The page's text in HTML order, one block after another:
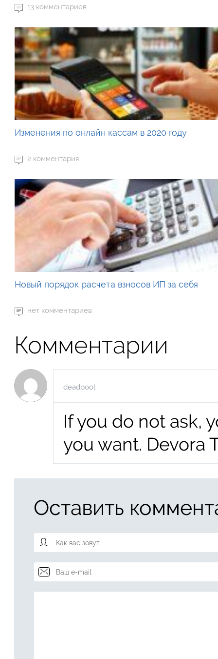
13 комментариев
Изменения по онлайн кассам в 2020 году
2 комментария
Новый порядок расчета взносов ИП за себя
нет комментариев
Комментарии
deadpool
If you do not ask,
you want. Devora
Оставить